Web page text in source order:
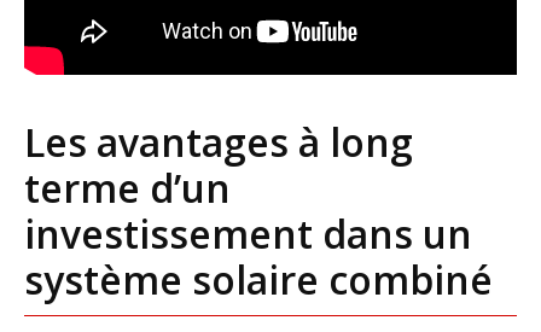
Les avantages à long
terme d’un
investissement dans un
système solaire combiné